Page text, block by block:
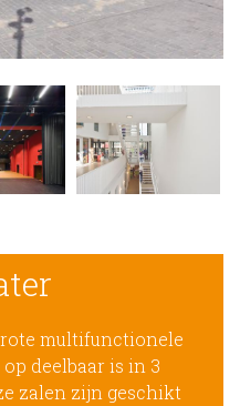
multifunctionele
deelbaar is in 3
zalen zijn geschikt